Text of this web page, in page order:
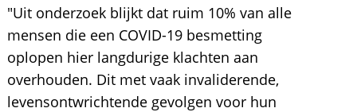
"Uit onderzoek blijkt dat ruim 10% van alle
mensen die een COVID-19 besmetting
oplopen hier langdurige klachten aan
overhouden. Dit met vaak invaliderende,
levensontwrichtende gevolgen voor hun